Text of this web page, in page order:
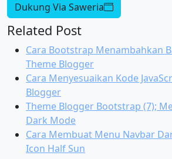
Dukung Via Saweria
Related Post
Cara Bootstrap Menambahkan
Theme Blogger
Cara Menyesuaikan Kode
Blogger
Theme Blogger Bootstrap (7);
Dark Mode
Cara Membuat Menu Navbar
Icon Half Sun